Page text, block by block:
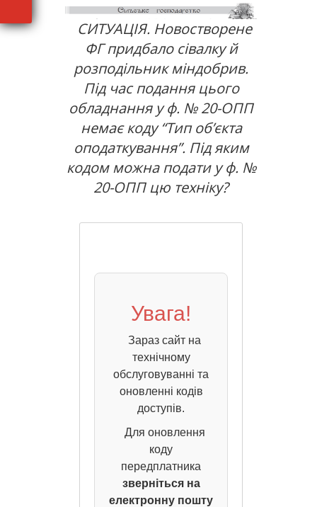
СИТУАЦІЯ. Новостворене
ФГ придбало сівалку й
розподільник міндобрив.
Під час подання цього
обладнання у ф. № 20-ОПП
немає коду “Тип об’єкта
оподаткування”. Під яким
кодом можна подати у ф. №
20-ОПП цю техніку?
Увага!
Зараз сайт на
технічному
обслуговуванні та
оновленні кодів
доступів.
Для оновлення
коду
передплатника
зверніться на
електронну пошту